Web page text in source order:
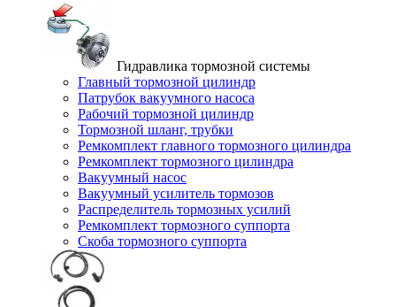
Гидравлика тормозной системы
Главный тормозной цилиндр
Патрубок вакуумного насоса
Рабочий тормозной цилиндр
Тормозной шланг, трубки
Ремкомплект главного тормозного цилиндра
Ремкомплект тормозного цилиндра
Вакуумный насос
Вакуумный усилитель тормозов
Распределитель тормозных усилий
Ремкомплект тормозного суппорта
Скоба тормозного суппорта